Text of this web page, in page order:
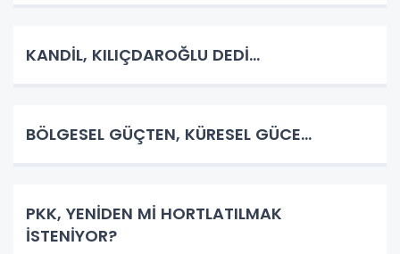
KANDİL, KILIÇDAROĞLU DEDİ…
BÖLGESEL GÜÇTEN, KÜRESEL GÜCE…
PKK, YENİDEN Mİ HORTLATILMAK
İSTENİYOR?